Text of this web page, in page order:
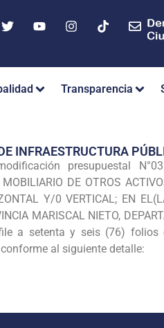
Transparencia
INFRAESTRUCTURA
presupuestal
DE OTROS
Y/0 VERTICAL; EN
MARISCAL NIETO,
a setenta y seis (76) folios
al siguiente detalle: